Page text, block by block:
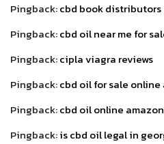
Pingback:cbd book distributors
Pingback:cbd oil near me for
Pingback:cipla viagra reviews
Pingback:cbd oil for sale online
Pingback:cbd oil online amazon
Pingback:is cbd oil legal in